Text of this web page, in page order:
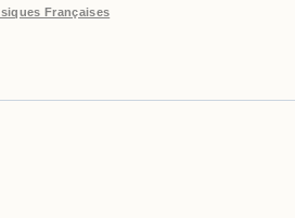
Françaises